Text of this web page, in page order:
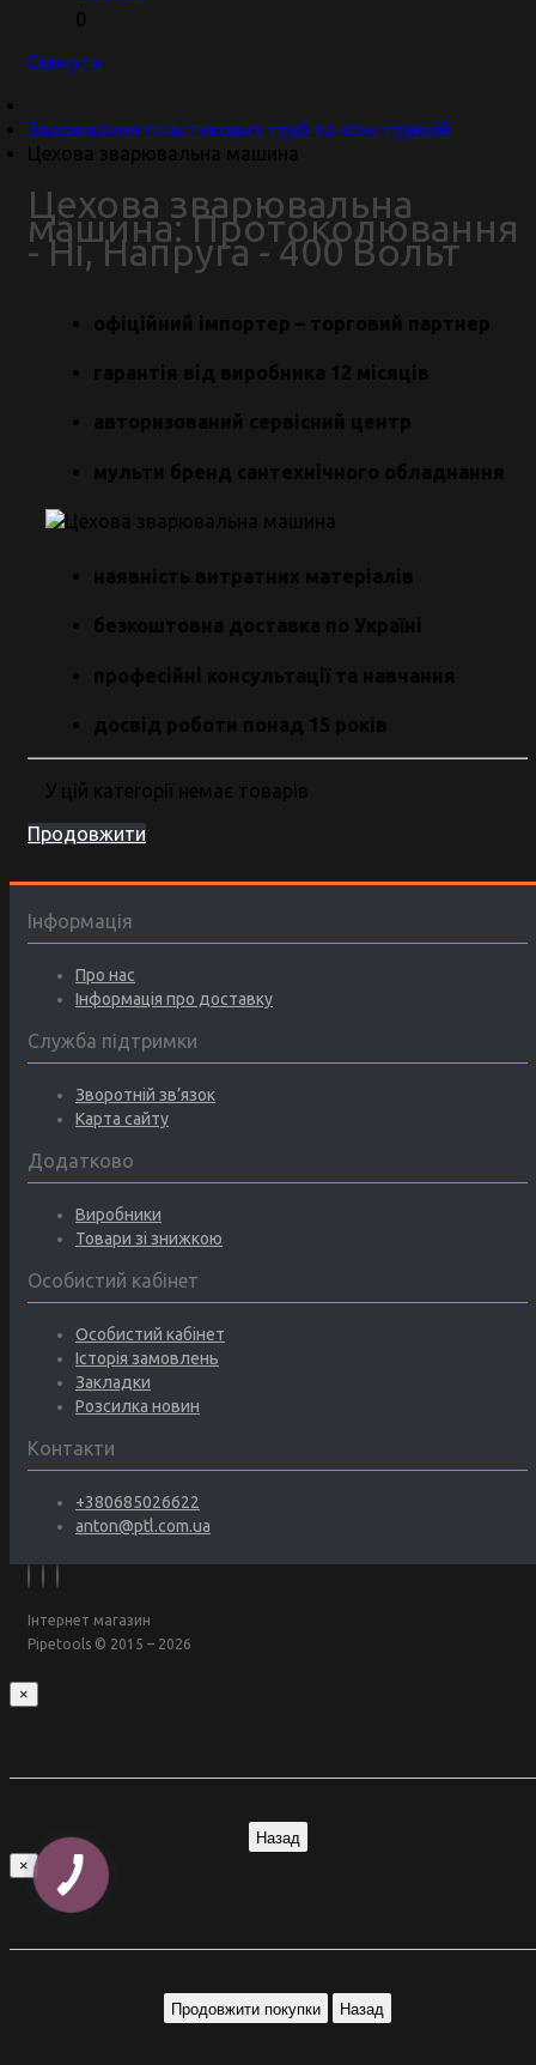
0
Скинути
Зварювання пластикових труб та конструкцій
Цехова зварювальна машина
Цехова зварювальна
машина: Протоколювання
- Ні, Напруга - 400 Вольт
офіційний імпортер – торговий партнер
гарантія від виробника 12 місяців
авторизований сервісний центр
мульти бренд сантехнічного обладнання
наявність витратних матеріалів
безкоштовна доставка по Україні
професійні консультації та навчання
досвід роботи понад 15 років
У цій категорії немає товарів
Продовжити
Інформація
Про нас
Інформація про доставку
Служба підтримки
Зворотній зв’язок
Карта сайту
Додатково
Виробники
Товари зі знижкою
Особистий кабінет
Особистий кабінет
Історія замовлень
Закладки
Розсилка новин
Контакти
+380685026622
anton@ptl.com.ua
Інтернет магазин
Pipetools © 2015 – 2026
×
Назад
×
Продовжити покупки Назад